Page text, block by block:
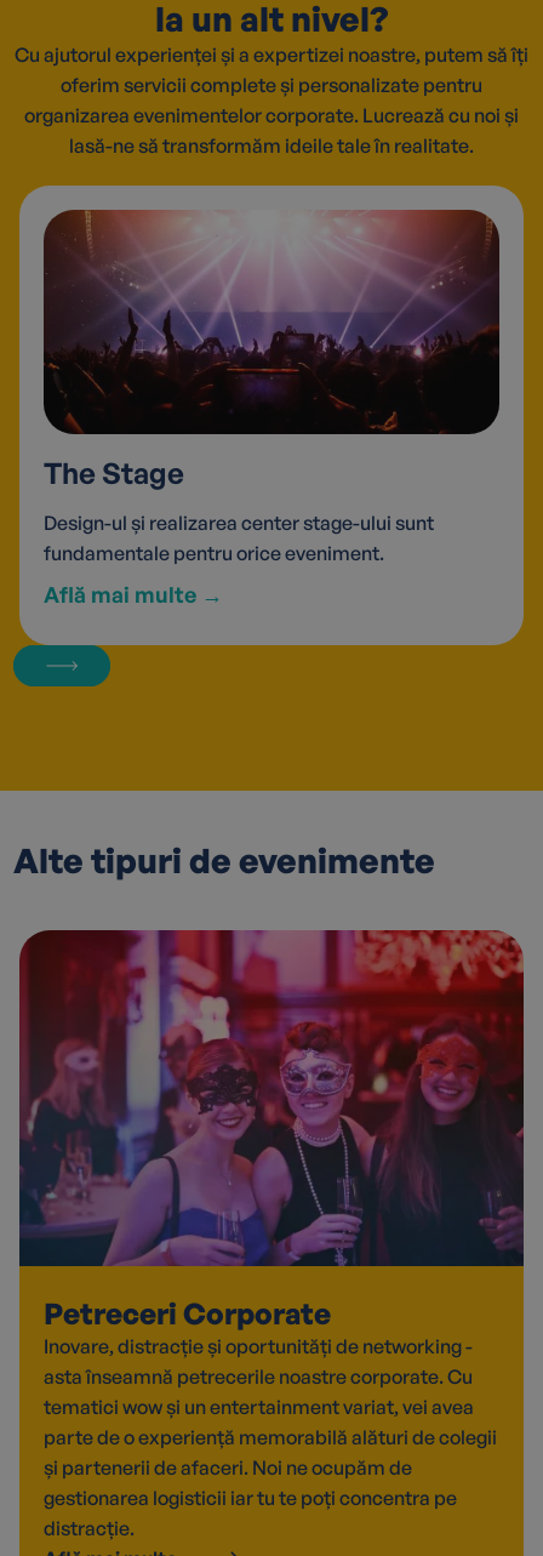
la un alt nivel?
Cu ajutorul experienței și a expertizei noastre, putem să îți
oferim servicii complete și personalizate pentru
organizarea evenimentelor corporate. Lucrează cu noi și
lasă-ne să transformăm ideile tale în realitate.
The Stage
Design-ul și realizarea center stage-ului sunt
fundamentale pentru orice eveniment.
Află mai multe →
Alte tipuri de evenimente
Petreceri Corporate
Inovare, distracție și oportunități de networking -
asta înseamnă petrecerile noastre corporate. Cu
tematici wow și un entertainment variat, vei avea
parte de o experiență memorabilă alături de colegii
și partenerii de afaceri. Noi ne ocupăm de
gestionarea logisticii iar tu te poți concentra pe
distracție.